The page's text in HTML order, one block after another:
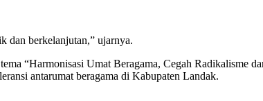
dan berkelanjutan,” ujarnya.
“Harmonisasi Umat Beragama, Cegah Radikalisme
antarumat beragama di Kabupaten Landak.